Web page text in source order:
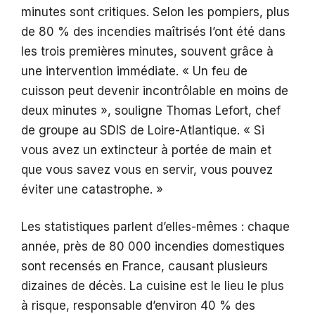
minutes sont critiques. Selon les pompiers, plus
de 80 % des incendies maîtrisés l’ont été dans
les trois premières minutes, souvent grâce à
une intervention immédiate. « Un feu de
cuisson peut devenir incontrôlable en moins de
deux minutes », souligne Thomas Lefort, chef
de groupe au SDIS de Loire-Atlantique. « Si
vous avez un extincteur à portée de main et
que vous savez vous en servir, vous pouvez
éviter une catastrophe. »
Les statistiques parlent d’elles-mêmes : chaque
année, près de 80 000 incendies domestiques
sont recensés en France, causant plusieurs
dizaines de décès. La cuisine est le lieu le plus
à risque, responsable d’environ 40 % des